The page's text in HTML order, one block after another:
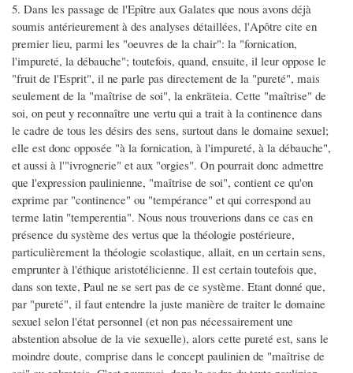
5. Dans les passage de l'Epître aux Galates que nous avons déjà
soumis antérieurement à des analyses détaillées, l'Apôtre cite en
premier lieu, parmi les "oeuvres de la chair": la "fornication,
l'impureté, la débauche"; toutefois, quand, ensuite, il leur oppose le
"fruit de l'Esprit", il ne parle pas directement de la "pureté", mais
seulement de la "maîtrise de soi", la enkräteia. Cette "maîtrise" de
soi, on peut y reconnaître une vertu qui a trait à la continence dans
le cadre de tous les désirs des sens, surtout dans le domaine sexuel;
elle est donc opposée "à la fornication, à l'impureté, à la débauche",
et aussi à l'"ivrognerie" et aux "orgies". On pourrait donc admettre
que l'expression paulinienne, "maîtrise de soi", contient ce qu'on
exprime par "continence" ou "tempérance" et qui correspond au
terme latin "temperentia". Nous nous trouverions dans ce cas en
présence du système des vertus que la théologie postérieure,
particulièrement la théologie scolastique, allait, en un certain sens,
emprunter à l'éthique aristotélicienne. Il est certain toutefois que,
dans son texte, Paul ne se sert pas de ce système. Etant donné que,
par "pureté", il faut entendre la juste manière de traiter le domaine
sexuel selon l'état personnel (et non pas nécessairement une
abstention absolue de la vie sexuelle), alors cette pureté est, sans le
moindre doute, comprise dans le concept paulinien de "maîtrise de